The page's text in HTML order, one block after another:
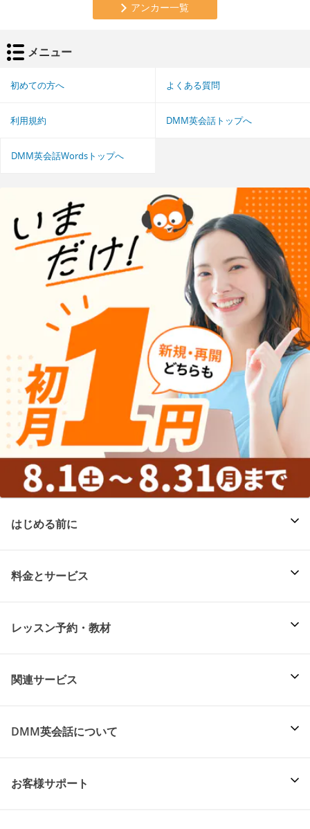
アンカー一覧
メニュー
初めての方へ よくある質問
利用規約 DMM英会話トップへ
DMM英会話Wordsトップへ
はじめる前に
料金とサービス
レッスン予約・教材
関連サービス
DMM英会話について
お客様サポート